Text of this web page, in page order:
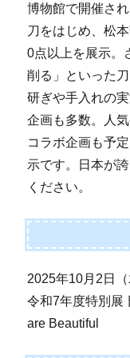
博物館で開催さ
刀をはじめ、松
0点以上を展示。
削る」といった
研ぎや手入れの
企画も多数。人
コラボ企画も予
示です。日本が
ください。
2025年10月2日
令和7年度特別展
are Beautiful